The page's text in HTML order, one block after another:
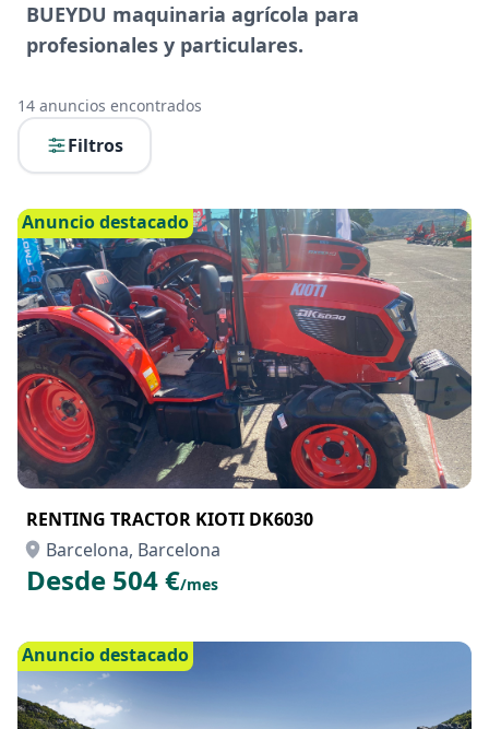
BUEYDU maquinaria agrícola para
profesionales y particulares.
14 anuncios encontrados
Filtros
Anuncio destacado
RENTING TRACTOR KIOTI DK6030
Barcelona, Barcelona
Desde 504 €/mes
Anuncio destacado